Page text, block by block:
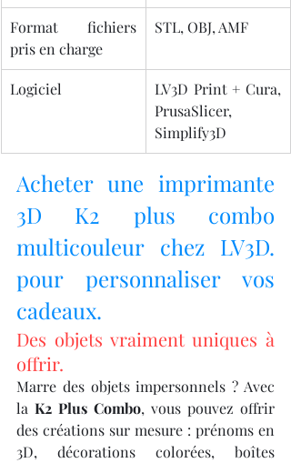
Format fichiers
pris en charge
STL, OBJ, AMF
Logiciel
LV3D Print + Cura,
PrusaSlicer,
Simplify3D
Acheter une imprimante
3D K2 plus combo
multicouleur chez LV3D.
pour personnaliser vos
cadeaux.
Des objets vraiment uniques à
offrir.
Marre des objets impersonnels ? Avec
la K2 Plus Combo, vous pouvez offrir
des créations sur mesure : prénoms en
3D, décorations colorées, boîtes